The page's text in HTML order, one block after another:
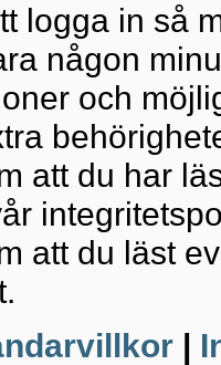
logga in så
någon
och
att du har
att du läst
|